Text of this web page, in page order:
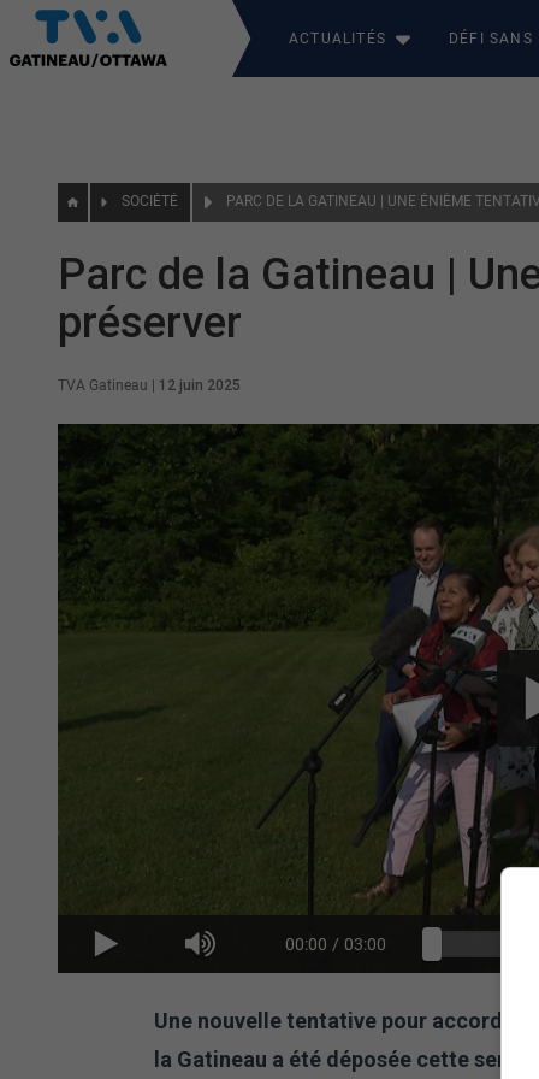
ACTUALITÉS DÉFI SANS
SOCIÉTÉ
Parc de la Gatineau |
préserver
TVA Gatineau 12 juin 2025
00:00 / 03:00
Une nouvelle tentative pour accorder
la Gatineau a été déposée cette